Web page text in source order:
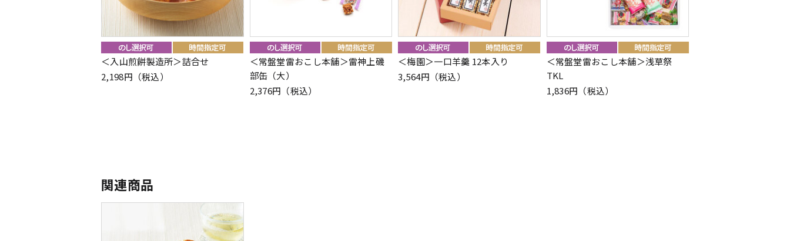
＜入山煎餅製造所＞詰合せ
2,198円（税込）
＜常盤堂雷おこし本舗＞雷神上磯
部缶（大）
2,376円（税込）
＜梅園＞一口羊羹 12本入り
3,564円（税込）
＜常盤堂雷おこし本舗＞浅草祭
TKL
1,836円（税込）
関連商品